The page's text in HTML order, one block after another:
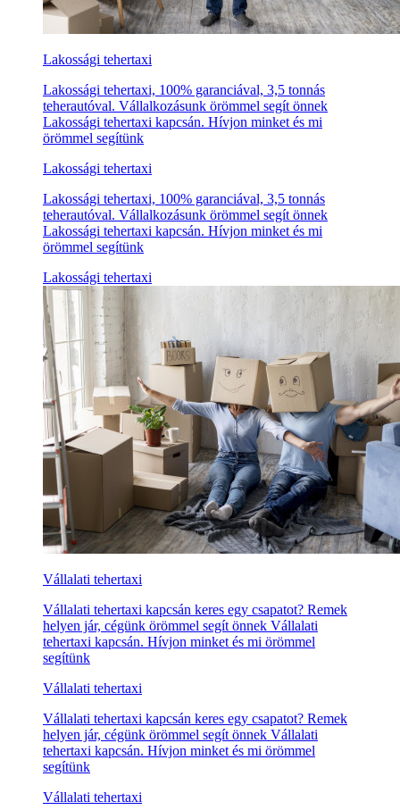
Lakossági tehertaxi
Lakossági tehertaxi, 100% garanciával, 3,5 tonnás
teherautóval. Vállalkozásunk örömmel segít önnek
Lakossági tehertaxi kapcsán. Hívjon minket és mi
örömmel segítünk
Lakossági tehertaxi
Lakossági tehertaxi, 100% garanciával, 3,5 tonnás
teherautóval. Vállalkozásunk örömmel segít önnek
Lakossági tehertaxi kapcsán. Hívjon minket és mi
örömmel segítünk
Lakossági tehertaxi
Vállalati tehertaxi
Vállalati tehertaxi kapcsán keres egy csapatot? Remek
helyen jár, cégünk örömmel segít önnek Vállalati
tehertaxi kapcsán. Hívjon minket és mi örömmel
segítünk
Vállalati tehertaxi
Vállalati tehertaxi kapcsán keres egy csapatot? Remek
helyen jár, cégünk örömmel segít önnek Vállalati
tehertaxi kapcsán. Hívjon minket és mi örömmel
segítünk
Vállalati tehertaxi